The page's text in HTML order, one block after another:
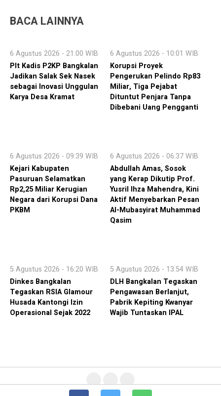
BACA LAINNYA
6 Agustus 2026 - 21:00 WIB
Plt Kadis P2KP Bangkalan
Jadikan Salak Sek Nasek
sebagai Inovasi Unggulan
Karya Desa Kramat
6 Agustus 2026 - 10:01 WIB
Korupsi Proyek
Pengerukan Pelindo Rp83
Miliar, Tiga Pejabat
Dituntut Penjara Tanpa
Dibebani Uang Pengganti
6 Agustus 2026 - 09:39 WIB
Kejari Kabupaten
Pasuruan Selamatkan
Rp2,25 Miliar Kerugian
Negara dari Korupsi Dana
PKBM
6 Agustus 2026 - 06:37 WIB
Abdullah Amas, Sosok
yang Kerap Dikutip Prof.
Yusril Ihza Mahendra, Kini
Aktif Menyebarkan Pesan
Al-Mubasyirat Muhammad
Qasim
5 Agustus 2026 - 16:20 WIB
Dinkes Bangkalan
Tegaskan RSIA Glamour
Husada Kantongi Izin
Operasional Sejak 2022
5 Agustus 2026 - 13:54 WIB
DLH Bangkalan Tegaskan
Pengawasan Berlanjut,
Pabrik Kepiting Kwanyar
Wajib Tuntaskan IPAL